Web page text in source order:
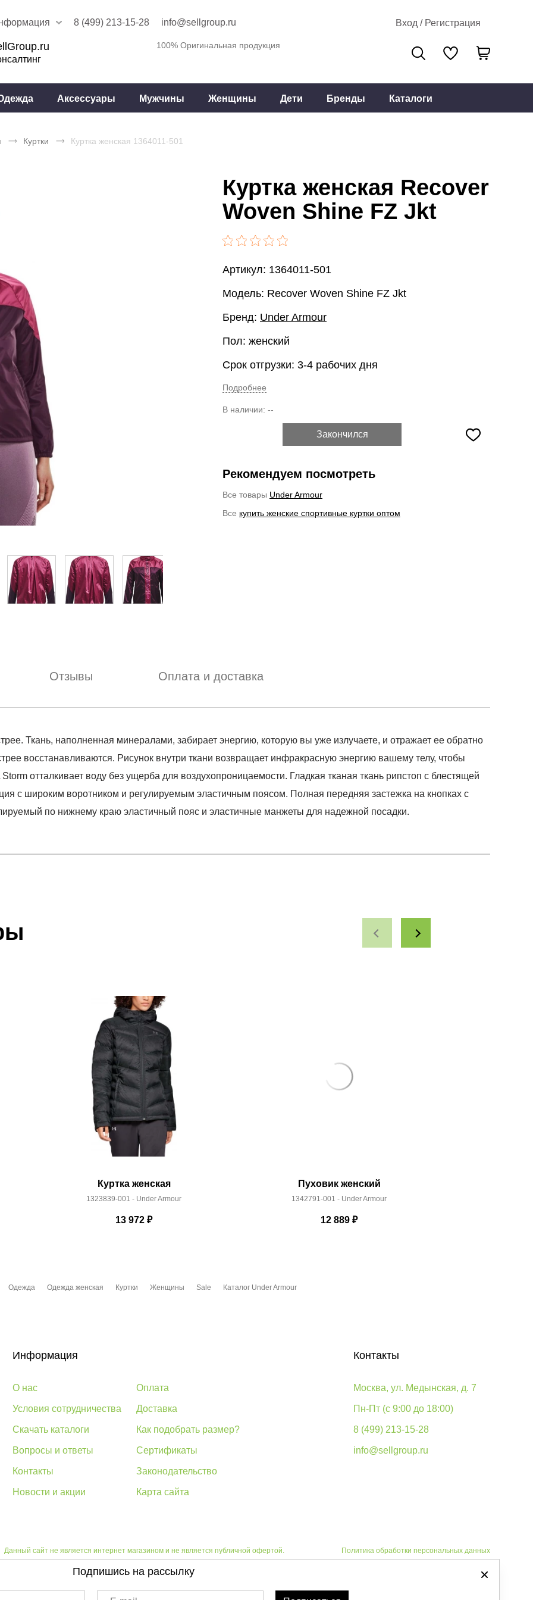
8 (499) 213-15-28 info@sellgroup.ru Вход / Регистрация
100% Оригинальная продукция
Аксессуары Мужчины Женщины Дети Бренды Каталоги
Куртки Куртка женская 1364011-501
Куртка женская Recover
Woven Shine FZ Jkt
Артикул: 1364011-501
Модель: Recover Woven Shine FZ Jkt
Бренд: Under Armour
Пол: женский
Срок отгрузки: 3-4 рабочих дня
Подробнее
В наличии: --
Закончился
Рекомендуем посмотреть
Все товары Under Armour
Все купить женские спортивные куртки оптом
Отзывы Оплата и доставка
Ткань, наполненная минералами, забирает энергию, которую вы уже излучаете, и отражает ее обратно
восстанавливаются. Рисунок внутри ткани возвращает инфракрасную энергию вашему телу, чтобы
отталкивает воду без ущерба для воздухопроницаемости. Гладкая тканая ткань рипстоп с блестящей
с широким воротником и регулируемым эластичным поясом. Полная передняя застежка на кнопках с
по нижнему краю эластичный пояс и эластичные манжеты для надежной посадки.
доставки
Куртка женская
1323839-001 - Under Armour
13 972 ₽
Пуховик женский
1342791-001 - Under Armour
12 889 ₽
Одежда Одежда женская Куртки Женщины Sale Каталог Under Armour
Информация
О нас
Условия сотрудничества
Скачать каталоги
Вопросы и ответы
Контакты
Новости и акции
Оплата
Доставка
Как подобрать размер?
Сертификаты
Законодательство
Карта сайта
Контакты
Москва, ул. Медынская, д. 7
Пн-Пт (с 9:00 до 18:00)
8 (499) 213-15-28
info@sellgroup.ru
Данный сайт не является интернет магазином и не является публичной офертой. Политика обработки персональных данных
Автоматизировано -
Подпишись на рассылку